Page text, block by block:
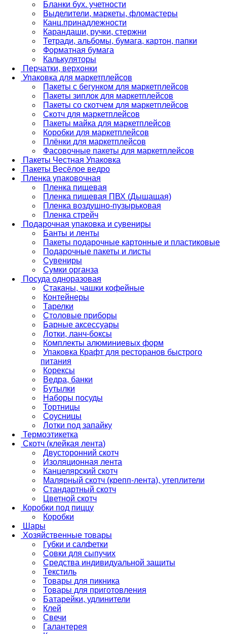
Бланки бух. учетности
Выделители, маркеты, фломастеры
Канц.принадлежности
Карандаши, ручки, стержни
Тетради, альбомы, бумага, картон, папки
Форматная бумага
Калькуляторы
Перчатки, верхонки
Упаковка для маркетплейсов
Пакеты с бегунком для маркетплейсов
Пакеты зиплок для маркетплейсов
Пакеты со скотчем для маркетплейсов
Скотч для маркетплейсов
Пакеты майка для маркетплейсов
Коробки для маркетплейсов
Плёнки для маркетплейсов
Фасовочные пакеты для маркетплейсов
Пакеты Честная Упаковка
Пакеты Весёлое ведро
Пленка упаковочная
Пленка пищевая
Пленка пищевая ПВХ (Дышащая)
Пленка воздушно-пузырьковая
Пленка стрейч
Подарочная упаковка и сувениры
Банты и ленты
Пакеты подарочные картонные и пластиковые
Подарочные пакеты и листы
Сувениры
Сумки органза
Посуда одноразовая
Стаканы, чашки кофейные
Контейнеры
Тарелки
Столовые приборы
Барные аксессуары
Лотки, ланч-боксы
Комплекты алюминиевых форм
Упаковка Крафт для ресторанов быстрого
питания
Корексы
Ведра, банки
Бутылки
Наборы посуды
Тортницы
Соусницы
Лотки под запайку
Термоэтикетка
Скотч (клейкая лента)
Двусторонний скотч
Изоляционная лента
Канцелярский скотч
Малярный скотч (крепп-лента), утеплители
Стандартный скотч
Цветной скотч
Коробки под пиццу
Коробки
Шары
Хозяйственные товары
Губки и салфетки
Совки для сыпучих
Средства индивидуальной защиты
Текстиль
Товары для пикника
Товары для приготовления
Батарейки, удлинители
Клей
Свечи
Галантерея